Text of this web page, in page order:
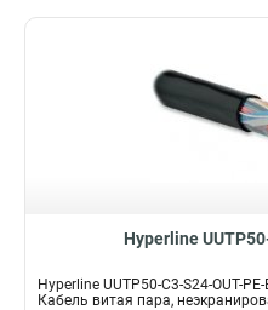
Hyperline
Hyperline UUTP50-C3-S24-OUT-
Кабель витая пара,